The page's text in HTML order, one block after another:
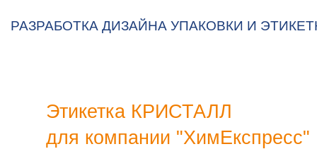
РАЗРАБОТКА ДИЗАЙНА УПАКОВКИ И
Этикетка КРИСТАЛЛ
для компании "ХимЕкспресс"